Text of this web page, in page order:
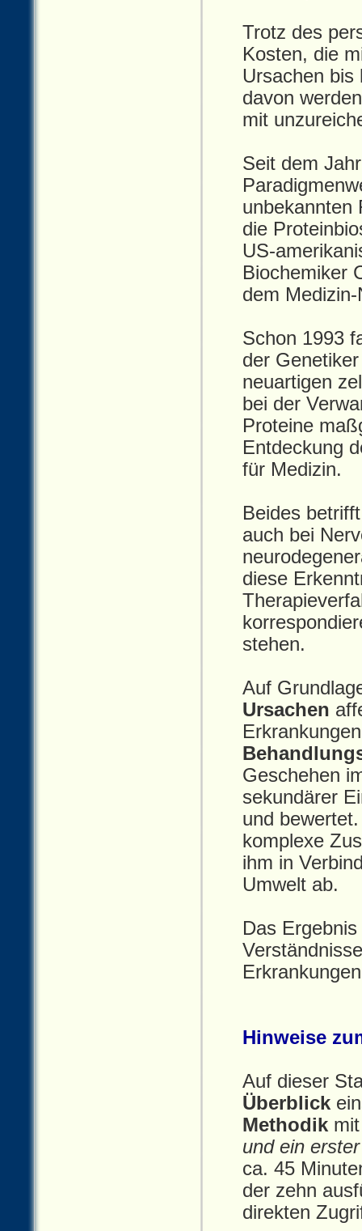
Trotz des
Kosten, die
Ursachen bis
davon
mit
Seit dem
unbekannten
die
Biochemiker
dem
Schon 1993
der
neuartigen
bei der
Proteine
Entdeckung
für Medizin.
Beides
auch bei
diese
stehen.
Auf
Ursachen
Geschehen
sekundärer
und
komplexe
ihm in
Umwelt ab.
Das
Hinweise
Auf dieser
Überblick
Methodik
und ein
ca. 45
der zehn
direkten